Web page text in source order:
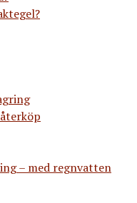
– med regnvatten